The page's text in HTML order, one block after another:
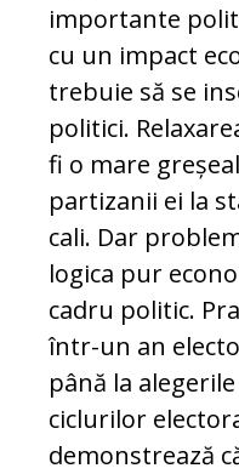
importante
cu un impact
trebuie să se
politici.
fi o mare
partizanii ei la
cali. Dar
logica pur
cadru po­li­tic.
într-un an
până la
ciclurilor
demonstrează